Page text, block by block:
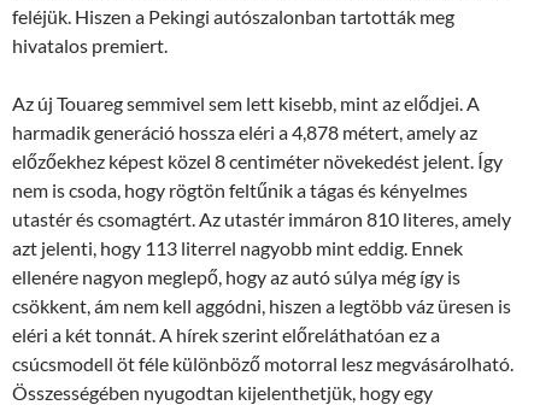
feléjük. Hiszen a Pekingi autószalonban tartották meg
hivatalos premiert.
Az új Touareg semmivel sem lett kisebb, mint az elődjei. A
harmadik generáció hossza eléri a 4,878 métert, amely az
előzőekhez képest közel 8 centiméter növekedést jelent. Így
nem is csoda, hogy rögtön feltűnik a tágas és kényelmes
utastér és csomagtért. Az utastér immáron 810 literes, amely
azt jelenti, hogy 113 literrel nagyobb mint eddig. Ennek
ellenére nagyon meglepő, hogy az autó súlya még így is
csökkent, ám nem kell aggódni, hiszen a legtöbb váz üresen is
eléri a két tonnát. A hírek szerint előreláthatóan ez a
csúcsmodell öt féle különböző motorral lesz megvásárolható.
Összességében nyugodtan kijelenthetjük, hogy egy